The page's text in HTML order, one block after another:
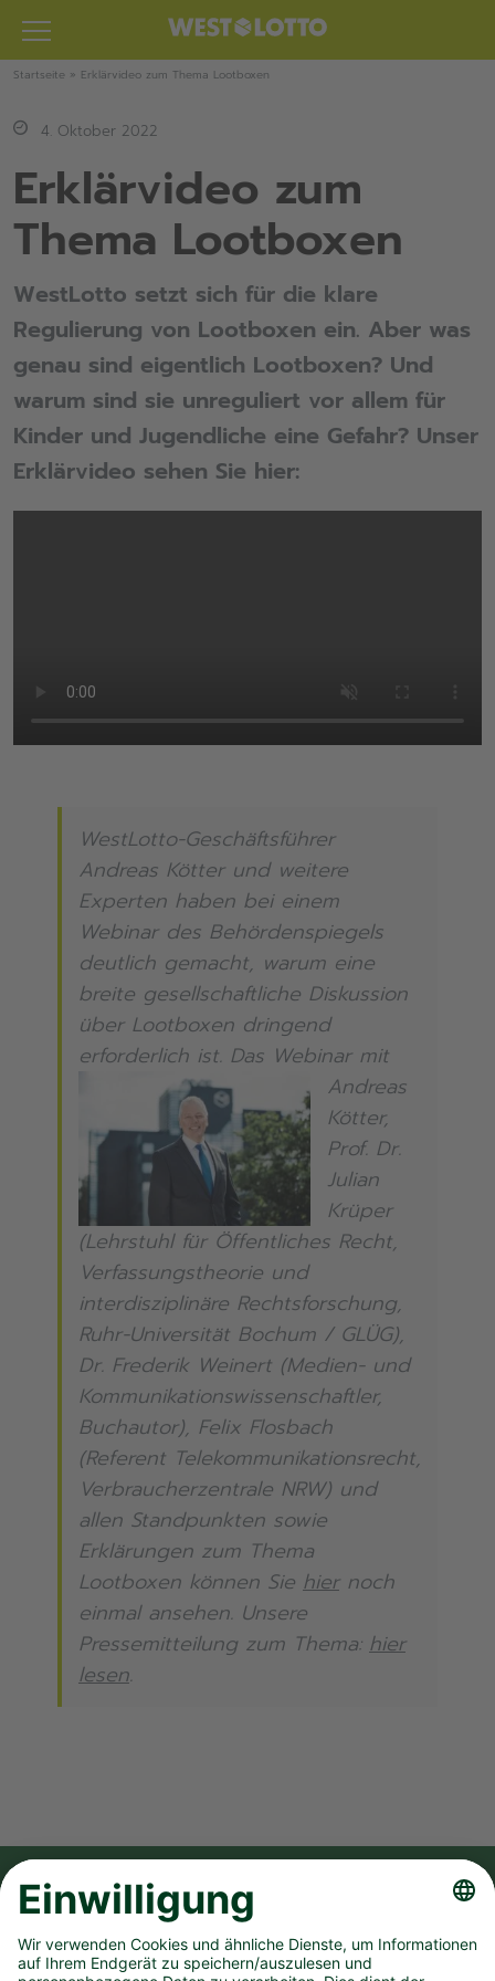
Zum
Inhalt
springen
Startseite » Erklärvideo zum Thema Lootboxen
4. Oktober 2022
Erklärvideo zum
Thema Lootboxen
WestLotto setzt sich für die klare
Regulierung von Lootboxen ein. Aber was
genau sind eigentlich Lootboxen? Und
warum sind sie unreguliert vor allem für
Kinder und Jugendliche eine Gefahr? Unser
Erklärvideo sehen Sie hier:
WestLotto-Geschäftsführer
Andreas Kötter und weitere
Experten haben bei einem
Webinar des Behördenspiegels
deutlich gemacht, warum eine
breite gesellschaftliche Diskussion
über Lootboxen dringend
erforderlich ist. Das Webinar mit
Andreas
Kötter,
Prof. Dr.
Julian
Krüper
(Lehrstuhl für Öffentliches Recht,
Verfassungstheorie und
interdisziplinäre Rechtsforschung,
Ruhr-Universität Bochum / GLÜG),
Dr. Frederik Weinert (Medien- und
Kommunikationswissenschaftler,
Buchautor), Felix Flosbach
(Referent Telekommunikationsrecht,
Verbraucherzentrale NRW) und
allen Standpunkten sowie
Erklärungen zum Thema
Lootboxen können Sie hiernoch
einmal ansehen. Unsere
Pressemitteilung zum Thema: hier
lesen.
FOLGE UNS AUF